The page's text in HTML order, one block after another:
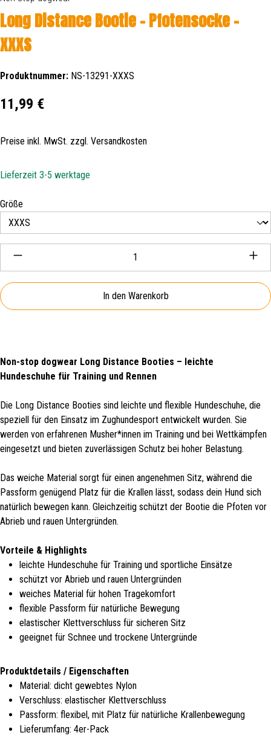
Long Distance Bootie - Pfotensocke -
XXXS
Produktnummer: NS-13291-XXXS
Regulärer Preis:
11,99 €
Preise inkl. MwSt. zzgl. Versandkosten
Lieferzeit 3-5 werktage
Größe
Produkt Anzahl: Gib den gewünschten Wert ein oder
In den Warenkorb
Non-stop dogwear Long Distance Booties – leichte
Hundeschuhe für Training und Rennen
Die Long Distance Booties sind leichte und flexible Hundeschuhe, die
speziell für den Einsatz im Zughundesport entwickelt wurden. Sie
werden von erfahrenen Musher*innen im Training und bei Wettkämpfen
eingesetzt und bieten zuverlässigen Schutz bei hoher Belastung.
Das weiche Material sorgt für einen angenehmen Sitz, während die
Passform genügend Platz für die Krallen lässt, sodass dein Hund sich
natürlich bewegen kann. Gleichzeitig schützt der Bootie die Pfoten vor
Abrieb und rauen Untergründen.
Vorteile & Highlights
leichte Hundeschuhe für Training und sportliche Einsätze
schützt vor Abrieb und rauen Untergründen
weiches Material für hohen Tragekomfort
flexible Passform für natürliche Bewegung
elastischer Klettverschluss für sicheren Sitz
geeignet für Schnee und trockene Untergründe
Produktdetails / Eigenschaften
Material: dicht gewebtes Nylon
Verschluss: elastischer Klettverschluss
Passform: flexibel, mit Platz für natürliche Krallenbewegung
Lieferumfang: 4er-Pack